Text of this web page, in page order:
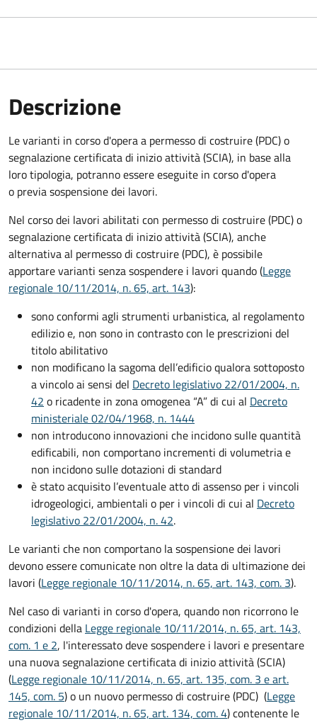
Descrizione
Le varianti in corso d'opera a permesso di costruire (PDC) o
segnalazione certificata di inizio attività (SCIA), in base alla
loro tipologia, potranno essere eseguite in corso d'opera
o previa sospensione dei lavori.
Nel corso dei lavori abilitati con permesso di costruire (PDC) o
segnalazione certificata di inizio attività (SCIA), anche
alternativa al permesso di costruire (PDC), è possibile
apportare varianti senza sospendere i lavori quando (Legge
regionale 10/11/2014, n. 65, art. 143):
sono conformi agli strumenti urbanistica, al regolamento
edilizio e, non sono in contrasto con le prescrizioni del
titolo abilitativo
non modificano la sagoma dell’edificio qualora sottoposto
a vincolo ai sensi del Decreto legislativo 22/01/2004, n.
42 o ricadente in zona omogenea “A” di cui al Decreto
ministeriale 02/04/1968, n. 1444
non introducono innovazioni che incidono sulle quantità
edificabili, non comportano incrementi di volumetria e
non incidono sulle dotazioni di standard
è stato acquisito l’eventuale atto di assenso per i vincoli
idrogeologici, ambientali o per i vincoli di cui al Decreto
legislativo 22/01/2004, n. 42.
Le varianti che non comportano la sospensione dei lavori
devono essere comunicate non oltre la data di ultimazione dei
lavori (Legge regionale 10/11/2014, n. 65, art. 143, com. 3).
Nel caso di varianti in corso d'opera, quando non ricorrono le
condizioni della Legge regionale 10/11/2014, n. 65, art. 143,
com. 1 e 2, l'interessato deve sospendere i lavori e presentare
una nuova segnalazione certificata di inizio attività (SCIA)
(Legge regionale 10/11/2014, n. 65, art. 135, com. 3 e art.
145, com. 5) o un nuovo permesso di costruire (PDC) (Legge
regionale 10/11/2014, n. 65, art. 134, com. 4) contenente le